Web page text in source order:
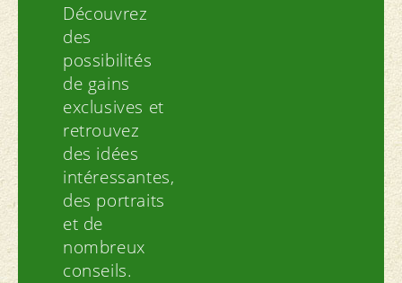
Découvrez
des
possibilités
de gains
exclusives et
retrouvez
des idées
intéressantes,
des portraits
et de
nombreux
conseils.